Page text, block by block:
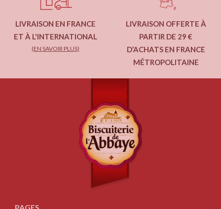
LIVRAISON EN FRANCE
ET À L'INTERNATIONAL
(EN SAVOIR PLUS)
LIVRAISON OFFERTE À
PARTIR DE 29 €
D’ACHATS EN FRANCE
MÉTROPOLITAINE